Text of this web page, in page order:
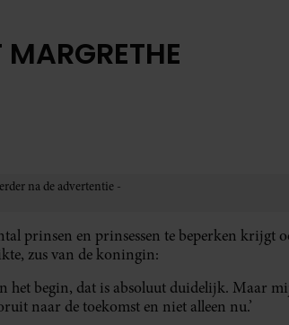
prinsen en prinsessen te beperken krijgt
zus van de koningin:
begin, dat is absoluut duidelijk. Maar
naar de toekomst en niet alleen nu.’